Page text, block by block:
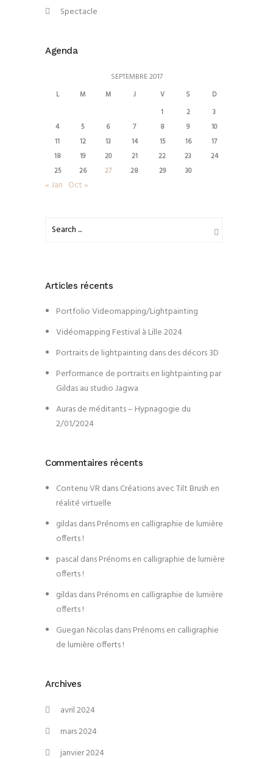
Spectacle
Agenda
SEPTEMBRE 2017
L M M J V S
D
1
2
3
4
5 6 7 8 9
10
11
12 13 14 15 16
17
18
19 20 21 22 23
24
25
26 27 28 29 30
« Jan Oct »
Articles récents
Portfolio Videomapping/Lightpainting
Vidéomapping Festival à Lille 2024
Portraits de lightpainting dans des décors 3D
Performance de portraits en lightpainting par
Gildas au studio Jagwa
Auras de méditants – Hypnagogie du
2/01/2024
Commentaires récents
Contenu VRdansCréations avec Tilt Brush en
réalité virtuelle
gildasdansPrénoms en calligraphie de lumière
offerts !
pascal dansPrénoms en calligraphie de lumière
offerts !
gildasdansPrénoms en calligraphie de lumière
offerts !
Guegan NicolasdansPrénoms en calligraphie
de lumière offerts !
Archives
avril 2024
mars 2024
janvier 2024